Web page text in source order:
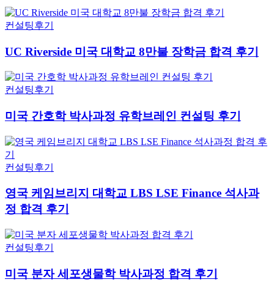
컨설팅후기
UC Riverside 미국 대학교 8만불 장학금 합격 후기
컨설팅후기
미국 간호학 박사과정 유학브레인 컨설팅 후기
컨설팅후기
영국 케임브리지 대학교 LBS LSE Finance 석사과
정 합격 후기
컨설팅후기
미국 분자 세포생물학 박사과정 합격 후기